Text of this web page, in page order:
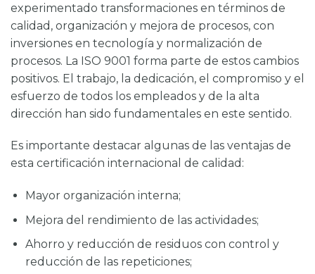
experimentado transformaciones en términos de
calidad, organización y mejora de procesos, con
inversiones en tecnología y normalización de
procesos. La ISO 9001 forma parte de estos cambios
positivos. El trabajo, la dedicación, el compromiso y el
esfuerzo de todos los empleados y de la alta
dirección han sido fundamentales en este sentido.
Es importante destacar algunas de las ventajas de
esta certificación internacional de calidad:
Mayor organización interna;
Mejora del rendimiento de las actividades;
Ahorro y reducción de residuos con control y
reducción de las repeticiones;